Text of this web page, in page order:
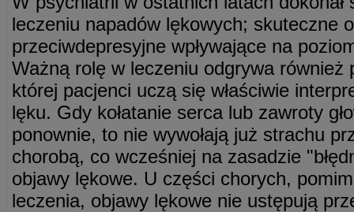
leczeniu napadów lękowych; skuteczne
przeciwdepresyjne wpływające na
Ważną rolę w leczeniu odgrywa również
której pacjenci uczą się właściwie
lęku. Gdy kołatanie serca lub zawroty
ponownie, to nie wywołają już strachu
chorobą, co wcześniej na zasadzie
objawy lękowe. U części chorych,
leczenia, objawy lękowe nie ustępują